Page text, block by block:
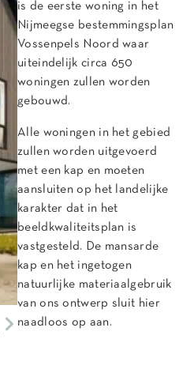
is de eerste woning in het
Nijmeegse bestemmingsplan
Vossenpels Noord waar
uiteindelijk circa 650
woningen zullen worden
gebouwd.
Alle woningen in het gebied
zullen worden uitgevoerd
met een kap en moeten
aansluiten op het landelijke
karakter dat in het
beeldkwaliteitsplan is
vastgesteld. De mansarde
kap en het ingetogen
natuurlijke materiaalgebruik
van ons ontwerp sluit hier
naadloos op aan.